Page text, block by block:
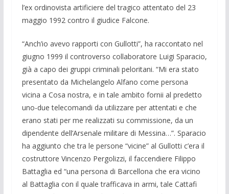
l’ex ordinovista artificiere del tragico attentato del 23
maggio 1992 contro il giudice Falcone.
“Anch’io avevo rapporti con Gullotti”, ha raccontato nel
giugno 1999 il controverso collaboratore Luigi Sparacio,
già a capo dei gruppi criminali peloritani. “Mi era stato
presentato da Michelangelo Alfano come persona
vicina a Cosa nostra, e in tale ambito fornii al predetto
uno-due telecomandi da utilizzare per attentati e che
erano stati per me realizzati su commissione, da un
dipendente dell’Arsenale militare di Messina…”. Sparacio
ha aggiunto che tra le persone “vicine” al Gullotti c’era il
costruttore Vincenzo Pergolizzi, il faccendiere Filippo
Battaglia ed “una persona di Barcellona che era vicino
al Battaglia con il quale trafficava in armi, tale Cattafi